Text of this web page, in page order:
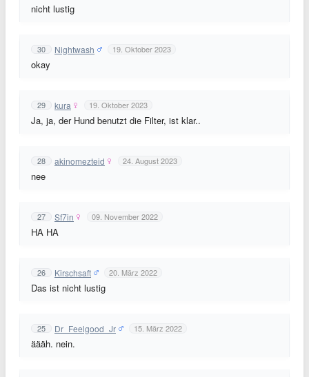
nicht lustig
30 Nightwash 19. Oktober 2023
okay
29 kura 19. Oktober 2023
Ja, ja, der Hund benutzt die Filter, ist klar..
28 akinomezteid 24. August 2023
nee
27 Sf7in 09. November 2022
HA HA
26 Kirschsaft 20. März 2022
Das ist nicht lustig
25 Dr_Feelgood_Jr 15. März 2022
äääh. nein.